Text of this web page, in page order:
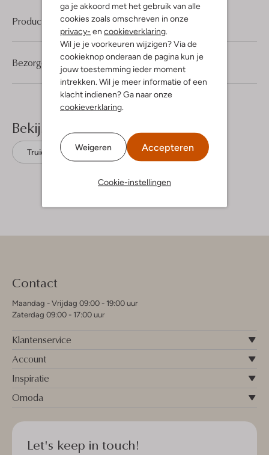
ga je akkoord met het gebruik van alle
cookies zoals omschreven in onze
privacy- en cookieverklaring.
Wil je je voorkeuren wijzigen? Via de
cookieknop onderaan de pagina kun je
jouw toestemming ieder moment
intrekken. Wil je meer informatie of een
klacht indienen? Ga naar onze
cookieverklaring.
Weigeren Accepteren
Cookie-instellingen
Product informatie
Bezorgen & retourneren
Bekijk meer
Truien Leon & Harper Katoen
Contact
Maandag - Vrijdag 09:00 - 19:00 uur
Zaterdag 09:00 - 17:00 uur
Klantenservice
Account
Inspiratie
Omoda
Let's keep in touch!